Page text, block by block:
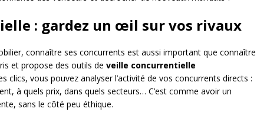
: gardez un œil sur vos rivaux
connaître ses concurrents est aussi important que connaître
et propose des outils de veille concurrentielle
clics, vous pouvez analyser l’activité de vos concurrents directs :
à quels prix, dans quels secteurs… C’est comme avoir un
sans le côté peu éthique.